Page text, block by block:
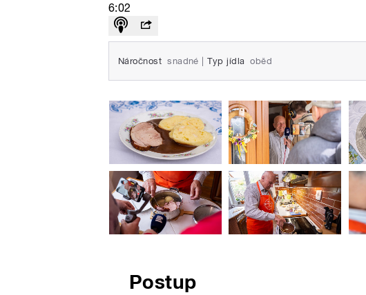
6:02
Náročnost snadné Typ jídla oběd
Postup